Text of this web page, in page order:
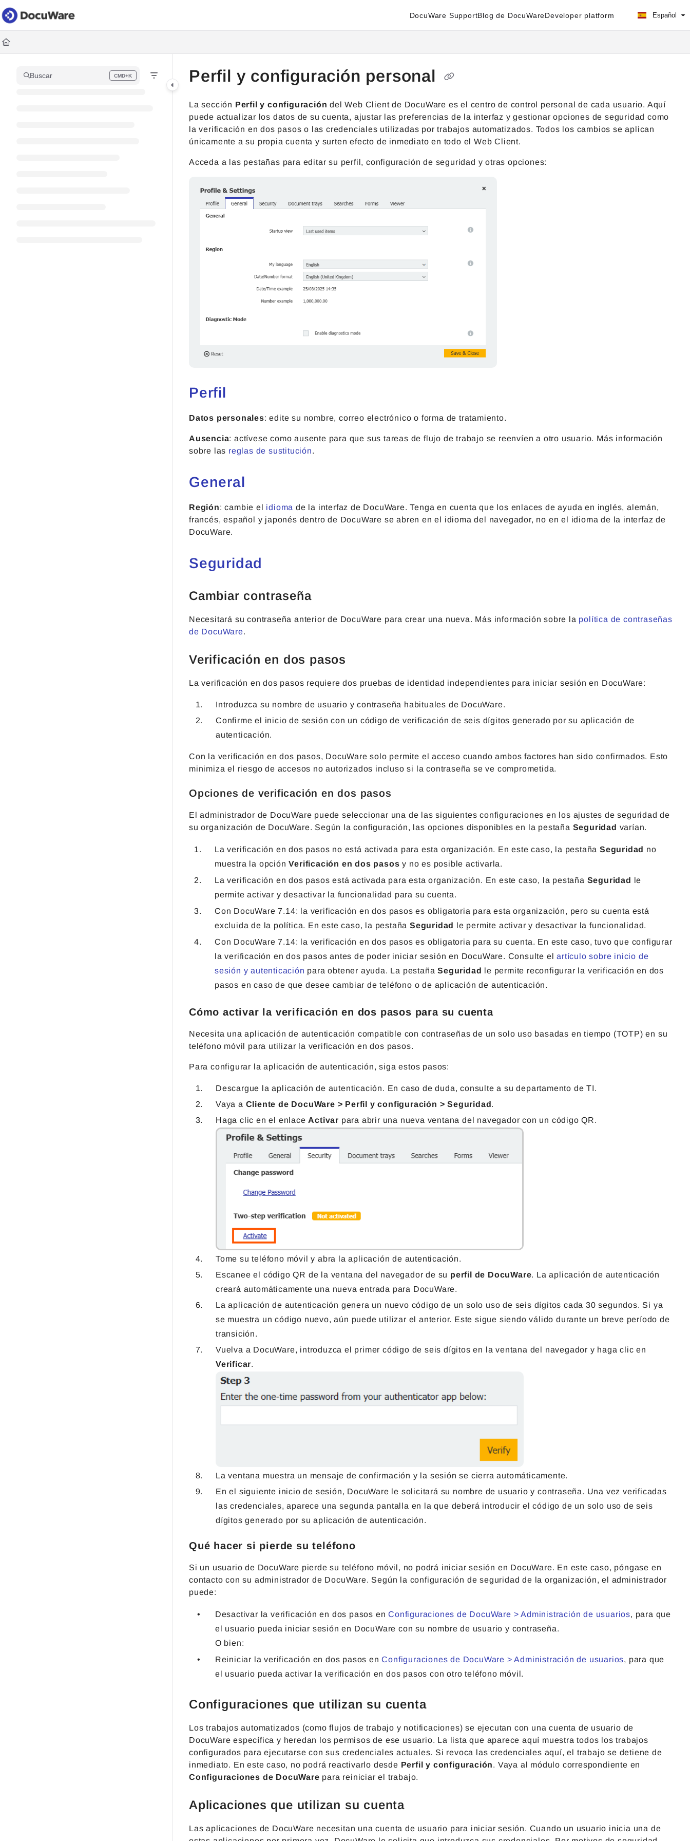
Documentation Index
Fetch the complete documentation index at:
Use this file to discover all available pages before exploring further.
DocuWare SupportBlog de DocuWareDeveloper platform Español
Buscar CMD+K
Press CMD+K to open search Perfil y configuración personal
La sección Perfil y configuración del Web Client de DocuWare es el centro de control personal de cada usuario. Aquí
puede actualizar los datos de su cuenta, ajustar las preferencias de la interfaz y gestionar opciones de seguridad como
la verificación en dos pasos o las credenciales utilizadas por trabajos automatizados. Todos los cambios se aplican
únicamente a su propia cuenta y surten efecto de inmediato en todo el Web Client.
Acceda a las pestañas para editar su perfil, configuración de seguridad y otras opciones:
Perfil
Datos personales: edite su nombre, correo electrónico o forma de tratamiento.
Ausencia: actívese como ausente para que sus tareas de flujo de trabajo se reenvíen a otro usuario. Más información
sobre las reglas de sustitución.
General
Región: cambie el idioma de la interfaz de DocuWare. Tenga en cuenta que los enlaces de ayuda en inglés, alemán,
francés, español y japonés dentro de DocuWare se abren en el idioma del navegador, no en el idioma de la interfaz de
DocuWare.
Seguridad
Cambiar contraseña
Necesitará su contraseña anterior de DocuWare para crear una nueva. Más información sobre la política de contraseñas
de DocuWare.
Verificación en dos pasos
La verificación en dos pasos requiere dos pruebas de identidad independientes para iniciar sesión en DocuWare:
Introduzca su nombre de usuario y contraseña habituales de DocuWare.
Confirme el inicio de sesión con un código de verificación de seis dígitos generado por su aplicación de
autenticación.
Con la verificación en dos pasos, DocuWare solo permite el acceso cuando ambos factores han sido confirmados. Esto
minimiza el riesgo de accesos no autorizados incluso si la contraseña se ve comprometida.
Opciones de verificación en dos pasos
El administrador de DocuWare puede seleccionar una de las siguientes configuraciones en los ajustes de seguridad de
su organización de DocuWare. Según la configuración, las opciones disponibles en la pestaña Seguridad varían.
La verificación en dos pasos no está activada para esta organización. En este caso, la pestaña Seguridad no
muestra la opciónVerificación en dos pasos y no es posible activarla.
La verificación en dos pasos está activada para esta organización. En este caso, la pestaña Seguridad le
permite activar y desactivar la funcionalidad para su cuenta.
Con DocuWare 7.14: la verificación en dos pasos es obligatoria para esta organización, pero su cuenta está
excluida de la política. En este caso, la pestaña Seguridad le permite activar y desactivar la funcionalidad.
Con DocuWare 7.14: la verificación en dos pasos es obligatoria para su cuenta. En este caso, tuvo que configurar
la verificación en dos pasos antes de poder iniciar sesión en DocuWare. Consulte elartículo sobre inicio de
sesión y autenticación para obtener ayuda. La pestañaSeguridad le permite reconfigurar la verificación en dos
pasos en caso de que desee cambiar de teléfono o de aplicación de autenticación.
Cómo activar la verificación en dos pasos para su cuenta
Necesita una aplicación de autenticación compatible con contraseñas de un solo uso basadas en tiempo (TOTP) en su
teléfono móvil para utilizar la verificación en dos pasos.
Para configurar la aplicación de autenticación, siga estos pasos:
Descargue la aplicación de autenticación. En caso de duda, consulte a su departamento de TI.
Vaya a Cliente de DocuWare > Perfil y configuración > Seguridad.
Haga clic en el enlace Activar para abrir una nueva ventana del navegador con un código QR.
Tome su teléfono móvil y abra la aplicación de autenticación.
Escanee el código QR de la ventana del navegador de su perfil de DocuWare. La aplicación de autenticación
creará automáticamente una nueva entrada para DocuWare.
La aplicación de autenticación genera un nuevo código de un solo uso de seis dígitos cada 30 segundos. Si ya
se muestra un código nuevo, aún puede utilizar el anterior. Este sigue siendo válido durante un breve período de
transición.
Vuelva a DocuWare, introduzca el primer código de seis dígitos en la ventana del navegador y haga clic en
Verificar.
La ventana muestra un mensaje de confirmación y la sesión se cierra automáticamente.
En el siguiente inicio de sesión, DocuWare le solicitará su nombre de usuario y contraseña. Una vez verificadas
las credenciales, aparece una segunda pantalla en la que deberá introducir el código de un solo uso de seis
dígitos generado por su aplicación de autenticación.
Qué hacer si pierde su teléfono
Si un usuario de DocuWare pierde su teléfono móvil, no podrá iniciar sesión en DocuWare. En este caso, póngase en
contacto con su administrador de DocuWare. Según la configuración de seguridad de la organización, el administrador
puede:
Desactivar la verificación en dos pasos enConfiguraciones de DocuWare > Administración de usuarios, para que
el usuario pueda iniciar sesión en DocuWare con su nombre de usuario y contraseña.
O bien:
Reiniciar la verificación en dos pasos enConfiguraciones de DocuWare > Administración de usuarios, para que
el usuario pueda activar la verificación en dos pasos con otro teléfono móvil.
Configuraciones que utilizan su cuenta
Los trabajos automatizados (como flujos de trabajo y notificaciones) se ejecutan con una cuenta de usuario de
DocuWare específica y heredan los permisos de ese usuario. La lista que aparece aquí muestra todos los trabajos
configurados para ejecutarse con sus credenciales actuales. Si revoca las credenciales aquí, el trabajo se detiene de
inmediato. En este caso, no podrá reactivarlo desde Perfil y configuración. Vaya al módulo correspondiente en
Configuraciones de DocuWare para reiniciar el trabajo.
Aplicaciones que utilizan su cuenta
Las aplicaciones de DocuWare necesitan una cuenta de usuario para iniciar sesión. Cuando un usuario inicia una de